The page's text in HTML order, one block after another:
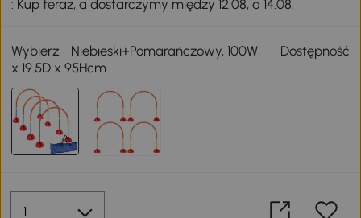
: Kup teraz, a dostarczymy między 12.08, a 14.08.
Wybierz:
Niebieski+Pomarańczowy, 100W
x 19.5D x 95Hcm
Dostępność